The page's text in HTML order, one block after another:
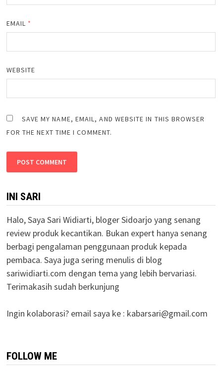
EMAIL *
WEBSITE
SAVE MY NAME, EMAIL, AND WEBSITE IN THIS BROWSER
FOR THE NEXT TIME I COMMENT.
INI SARI
Halo, Saya Sari Widiarti, bloger Sidoarjo yang senang
review produk kecantikan. Bukan expert hanya senang
berbagi pengalaman penggunaan produk kepada
pembaca. Saya juga sering menulis di blog
sariwidiarti.com dengan tema yang lebih bervariasi.
Terimakasih sudah berkunjung
Ingin kolaborasi? email saya ke : kabarsari@gmail.com
FOLLOW ME